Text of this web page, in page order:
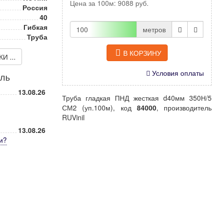
Россия
40
Гибкая
Труба
...
13.08.26
13.08.26
?
Цена за 100м: 9088 руб.
метров
В КОРЗИНУ
Условия оплаты
Труба гладкая ПНД жесткая d40мм 350Н/5
СМ2 (уп.100м), код 84000, производитель
RUVinil